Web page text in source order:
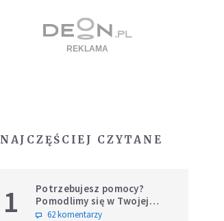
NAJCZĘŚCIEJ CZYTANE
1
Potrzebujesz pomocy?
Pomodlimy się w Twojej
intencji
62 komentarzy